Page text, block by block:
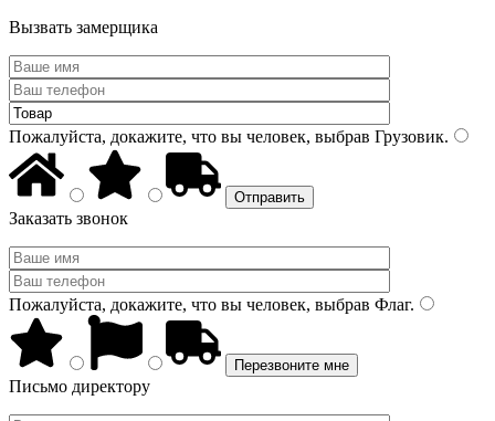
Вызвать замерщика
Пожалуйста, докажите, что вы человек, выбрав Грузовик.
Заказать звонок
Пожалуйста, докажите, что вы человек, выбрав Флаг.
Письмо директору